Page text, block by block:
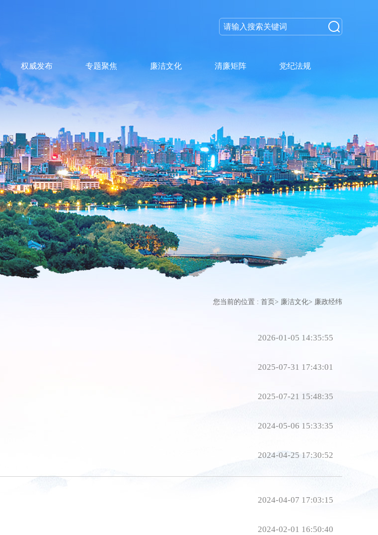
权威发布 专题聚焦 廉洁文化 清廉矩阵 党纪法规
您当前的位置 : 首页 > 廉洁文化> 廉政经纬
2026-01-05 14:35:55
2025-07-31 17:43:01
2025-07-21 15:48:35
2024-05-06 15:33:35
2024-04-25 17:30:52
2024-04-07 17:03:15
2024-02-01 16:50:40